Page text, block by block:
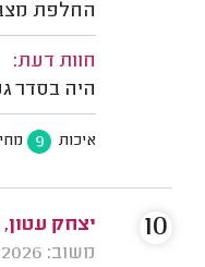
החלפת
חוות דעת:
היה בסדר
איכות 9
יצחק
משוב: 26/07/2026
10